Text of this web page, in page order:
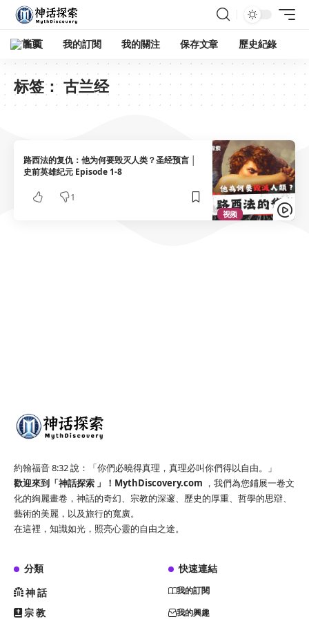
首頁 我的訂閱 我的關注 保存文章 歷史紀錄
标签： 古兰经
视频
路西法的复仇：他为何要毁灭人类？圣经预言 │
史前英雄纪元 Episode 1-8
1
約翰福音 8:32 說：「你們必曉得真理，真理必叫你們得以自由。」
歡迎來到「神話探索 」！ MythDiscovery.com ，我們為您鋪展一卷文
化的絢麗畫卷，神話的奇幻、宗教的深邃、歷史的厚重、哲學的思辯、
藝術的美麗，以及旅行的寬廣。
在這裡，知識如光，照亮心靈的自由之途。
分類
神話
宗教
快速連結
我的訂閱
我的興趣